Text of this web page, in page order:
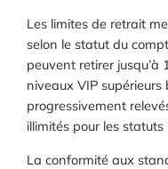
Les limites de retrait
selon le statut du
peuvent retirer
niveaux VIP
progressivement
illimités pour les statuts
La conformité aux